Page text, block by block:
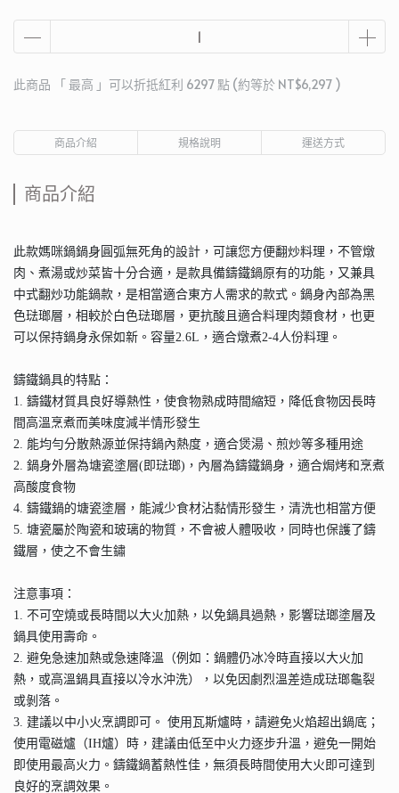
2送Joseph Joseph 超收納廚房工具五件組
此商品 「 最高 」可以折抵紅利 6297 點 (約等於 NT$6,297 )
商品介紹 規格說明 運送方式
商品介紹
此款媽咪鍋鍋身圓弧無死角的設計，可讓您方便翻炒料理，不管燉
肉、煮湯或炒菜皆十分合適，是款具備鑄鐵鍋原有的功能，又兼具
中式翻炒功能鍋款，是相當適合東方人需求的款式。鍋身內部為黑
色琺瑯層，相較於白色琺瑯層，更抗酸且適合料理肉類食材，也更
可以保持鍋身永保如新。容量2.6L，適合燉煮2-4人份料理。
鑄鐵鍋具的特點：
1. 鑄鐵材質具良好導熱性，使食物熟成時間縮短，降低食物因長時
間高溫烹煮而美味度減半情形發生
2. 能均勻分散熱源並保持鍋內熱度，適合煲湯、煎炒等多種用途
2. 鍋身外層為塘瓷塗層(即琺瑯)，內層為鑄鐵鍋身，適合焗烤和烹煮
高酸度食物
4. 鑄鐵鍋的塘瓷塗層，能減少食材沾黏情形發生，清洗也相當方便
5. 塘瓷屬於陶瓷和玻璃的物質，不會被人體吸收，同時也保護了鑄
鐵層，使之不會生鏽
注意事項：
1. 不可空燒或長時間以大火加熱，以免鍋具過熱，影響琺瑯塗層及
鍋具使用壽命。
2. 避免急速加熱或急速降溫（例如：鍋體仍冰冷時直接以大火加
熱，或高溫鍋具直接以冷水沖洗），以免因劇烈溫差造成琺瑯龜裂
或剝落。
3. 建議以中小火烹調即可。 使用瓦斯爐時，請避免火焰超出鍋底；
使用電磁爐（IH爐）時，建議由低至中火力逐步升溫，避免一開始
即使用最高火力。鑄鐵鍋蓄熱性佳，無須長時間使用大火即可達到
良好的烹調效果。